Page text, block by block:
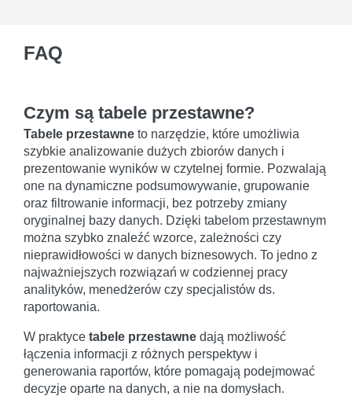
FAQ
Czym są tabele przestawne?
Tabele przestawne to narzędzie, które umożliwia
szybkie analizowanie dużych zbiorów danych i
prezentowanie wyników w czytelnej formie. Pozwalają
one na dynamiczne podsumowywanie, grupowanie
oraz filtrowanie informacji, bez potrzeby zmiany
oryginalnej bazy danych. Dzięki tabelom przestawnym
można szybko znaleźć wzorce, zależności czy
nieprawidłowości w danych biznesowych. To jedno z
najważniejszych rozwiązań w codziennej pracy
analityków, menedżerów czy specjalistów ds.
raportowania.
W praktyce tabele przestawne dają możliwość
łączenia informacji z różnych perspektyw i
generowania raportów, które pomagają podejmować
decyzje oparte na danych, a nie na domysłach.